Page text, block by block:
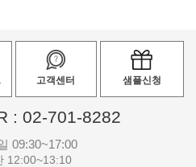
고객센터 샘플신청
: 02-701-8282
09:30~17:00
12:00~13:10